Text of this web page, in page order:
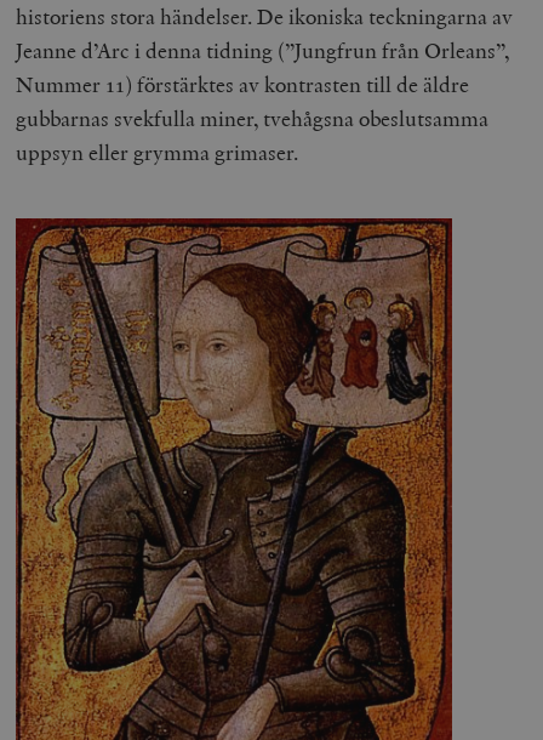
historiens stora händelser. De ikoniska teckningarna av
Jeanne d’Arc i denna tidning (”Jungfrun från Orleans”,
Nummer 11) förstärktes av kontrasten till de äldre
gubbarnas svekfulla miner, tvehågsna obeslutsamma
uppsyn eller grymma grimaser.